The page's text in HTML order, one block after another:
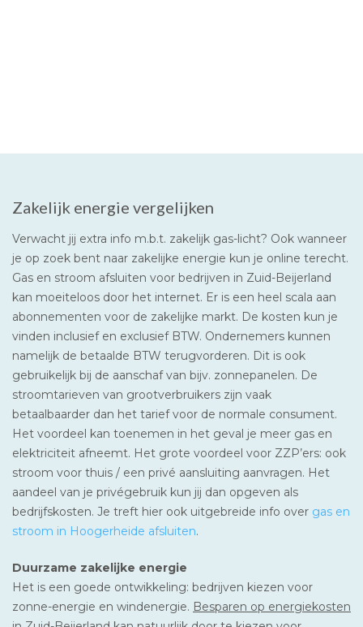
Zakelijk energie vergelijken
Verwacht jij extra info m.b.t. zakelijk gas-licht? Ook wanneer
je op zoek bent naar zakelijke energie kun je online terecht.
Gas en stroom afsluiten voor bedrijven in Zuid-Beijerland
kan moeiteloos door het internet. Er is een heel scala aan
abonnementen voor de zakelijke markt. De kosten kun je
vinden inclusief en exclusief BTW. Ondernemers kunnen
namelijk de betaalde BTW terugvorderen. Dit is ook
gebruikelijk bij de aanschaf van bijv. zonnepanelen. De
stroomtarieven van grootverbruikers zijn vaak
betaalbaarder dan het tarief voor de normale consument.
Het voordeel kan toenemen in het geval je meer gas en
elektriciteit afneemt. Het grote voordeel voor ZZP’ers: ook
stroom voor thuis / een privé aansluiting aanvragen. Het
aandeel van je privégebruik kun jij dan opgeven als
bedrijfskosten. Je treft hier ook uitgebreide info over gas en
stroom in Hoogerheide afsluiten.
Duurzame zakelijke energie
Het is een goede ontwikkeling: bedrijven kiezen voor
zonne-energie en windenergie. Besparen op energiekosten